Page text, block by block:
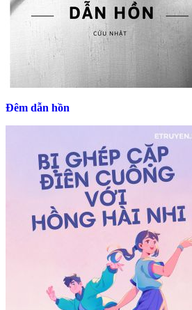
Đêm dẫn hồn